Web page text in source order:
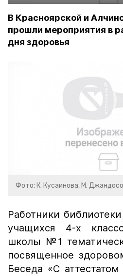
В Красноярской и
прошли мероприятия в
дня здоровья
Фото: К. Кусаинова, М.
Работники
учащихся 4-х
школы №1
посвященное
Беседа «С